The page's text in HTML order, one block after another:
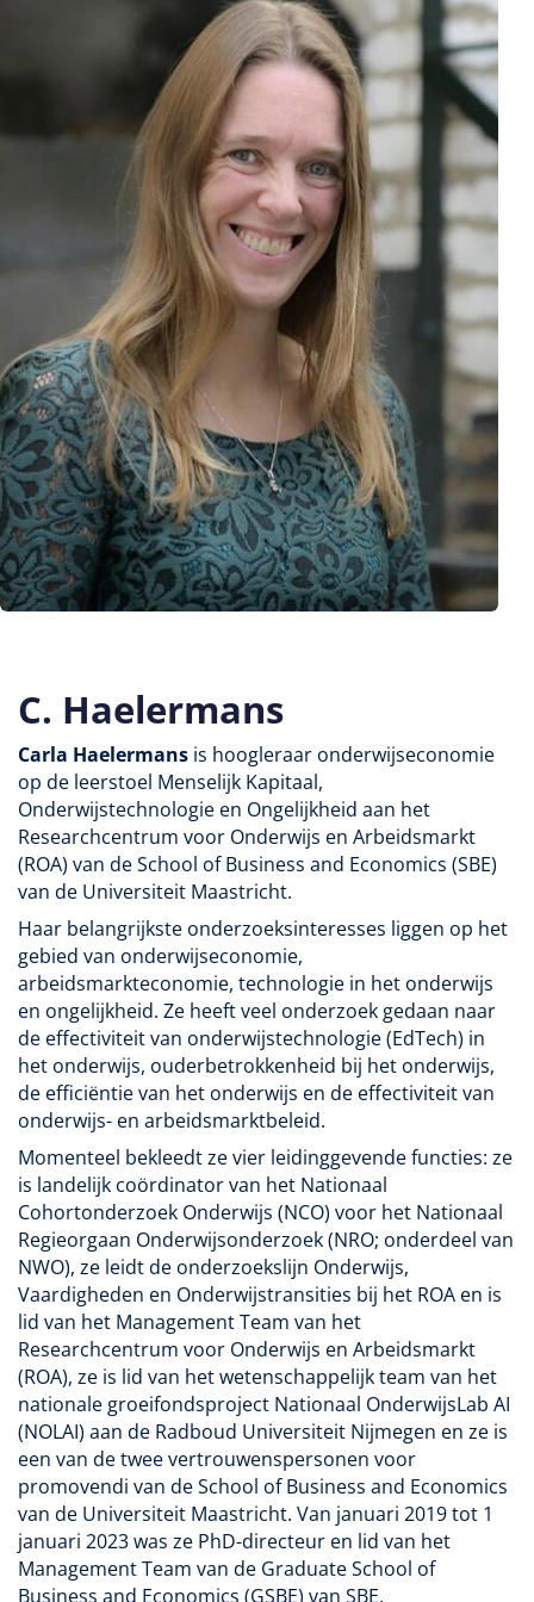
C. Haelermans
Carla Haelermans is hoogleraar onderwijseconomie
op de leerstoel Menselijk Kapitaal,
Onderwijstechnologie en Ongelijkheid aan het
Researchcentrum voor Onderwijs en Arbeidsmarkt
(ROA) van de School of Business and Economics (SBE)
van de Universiteit Maastricht.
Haar belangrijkste onderzoeksinteresses liggen op het
gebied van onderwijseconomie,
arbeidsmarkteconomie, technologie in het onderwijs
en ongelijkheid. Ze heeft veel onderzoek gedaan naar
de effectiviteit van onderwijstechnologie (EdTech) in
het onderwijs, ouderbetrokkenheid bij het onderwijs,
de efficiëntie van het onderwijs en de effectiviteit van
onderwijs- en arbeidsmarktbeleid.
Momenteel bekleedt ze vier leidinggevende functies: ze
is landelijk coördinator van het Nationaal
Cohortonderzoek Onderwijs (NCO) voor het Nationaal
Regieorgaan Onderwijsonderzoek (NRO; onderdeel van
NWO), ze leidt de onderzoekslijn Onderwijs,
Vaardigheden en Onderwijstransities bij het ROA en is
lid van het Management Team van het
Researchcentrum voor Onderwijs en Arbeidsmarkt
(ROA), ze is lid van het wetenschappelijk team van het
nationale groeifondsproject Nationaal OnderwijsLab AI
(NOLAI) aan de Radboud Universiteit Nijmegen en ze is
een van de twee vertrouwenspersonen voor
promovendi van de School of Business and Economics
van de Universiteit Maastricht. Van januari 2019 tot 1
januari 2023 was ze PhD-directeur en lid van het
Management Team van de Graduate School of
Business and Economics (GSBE) van SBE.